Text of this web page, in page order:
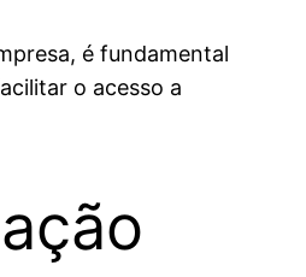
é fundamental
o acesso a